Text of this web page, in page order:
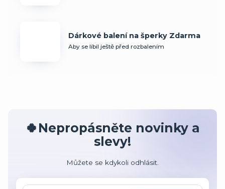
Dárkové balení na šperky Zdarma
Aby se líbil ještě před rozbalením
🍀Nepropásněte novinky a
slevy!
Můžete se kdykoli odhlásit.